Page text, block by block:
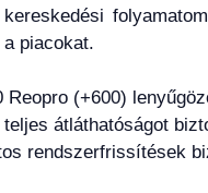
piacokat.
Reopro (+600)
átláthatóságot
rendszerfrissítések